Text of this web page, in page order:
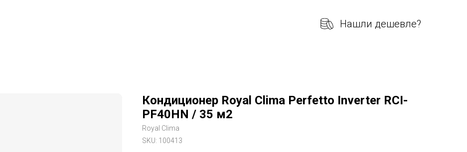
Нашли дешевле?
Кондиционер Royal Clima Perfetto Inverter RCI-
PF40HN / 35 м2
Royal Clima
SKU: 100413